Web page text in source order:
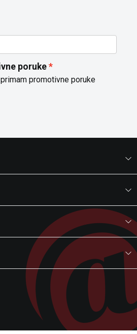
poruke
promotivne poruke